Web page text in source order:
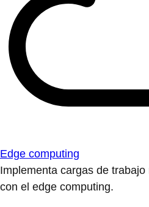
Edge computing
Implementa cargas de
con el edge computing.